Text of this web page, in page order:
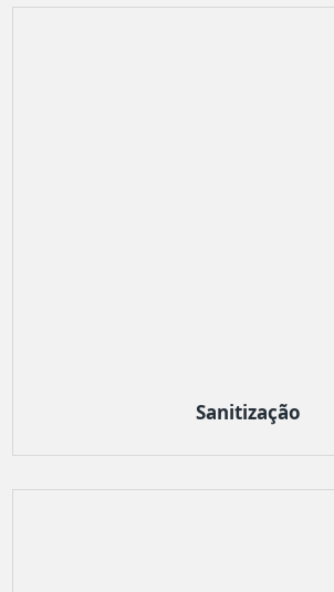
Sanitização